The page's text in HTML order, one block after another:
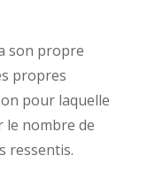
son propre
propres
pour laquelle
le nombre de
ressentis.